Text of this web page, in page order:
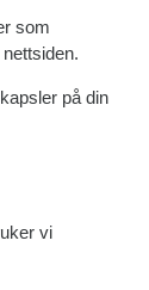
som
på din
vi